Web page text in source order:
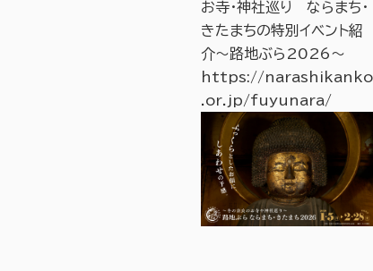
お寺・神社巡り ならまち・
きたまちの特別イベント紹
介～路地ぶら2026～
https://narashikanko
.or.jp/fuyunara/